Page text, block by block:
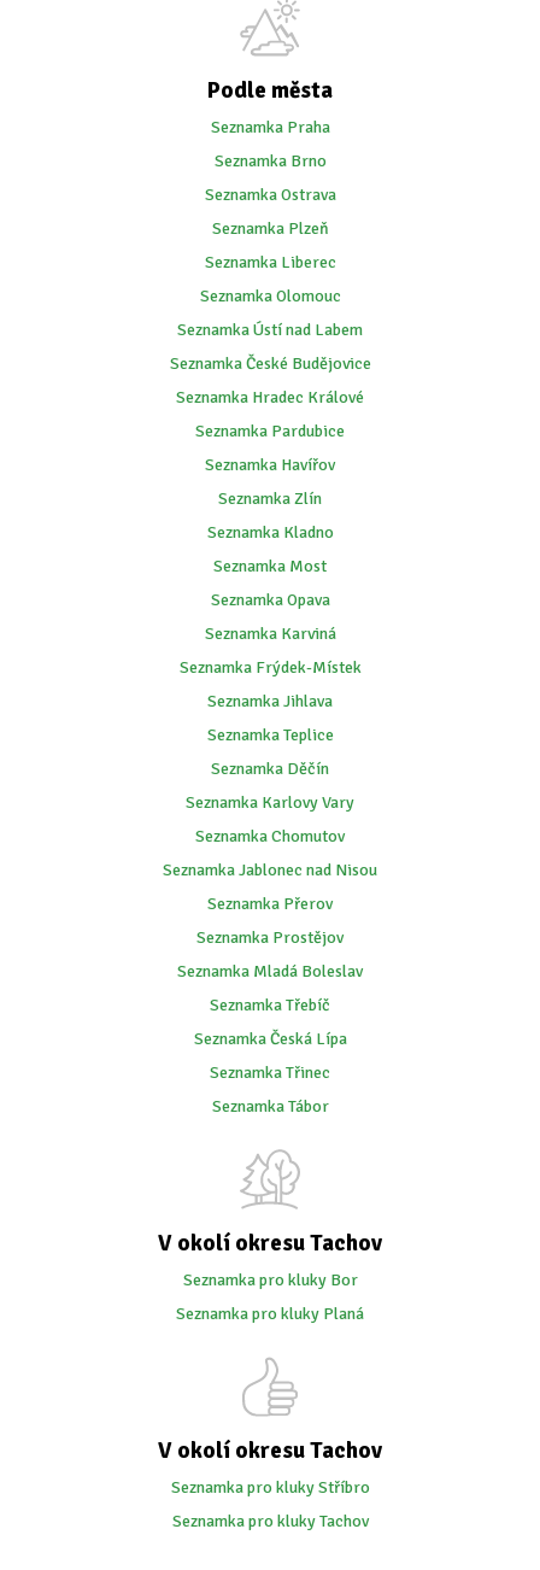
Podle města
Seznamka Praha
Seznamka Brno
Seznamka Ostrava
Seznamka Plzeň
Seznamka Liberec
Seznamka Olomouc
Seznamka Ústí nad Labem
Seznamka České Budějovice
Seznamka Hradec Králové
Seznamka Pardubice
Seznamka Havířov
Seznamka Zlín
Seznamka Kladno
Seznamka Most
Seznamka Opava
Seznamka Karviná
Seznamka Frýdek-Místek
Seznamka Jihlava
Seznamka Teplice
Seznamka Děčín
Seznamka Karlovy Vary
Seznamka Chomutov
Seznamka Jablonec nad Nisou
Seznamka Přerov
Seznamka Prostějov
Seznamka Mladá Boleslav
Seznamka Třebíč
Seznamka Česká Lípa
Seznamka Třinec
Seznamka Tábor
V okolí okresu Tachov
Seznamka pro kluky Bor
Seznamka pro kluky Planá
V okolí okresu Tachov
Seznamka pro kluky Stříbro
Seznamka pro kluky Tachov